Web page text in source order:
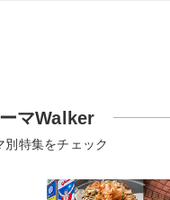
マWalker
別特集をチェック